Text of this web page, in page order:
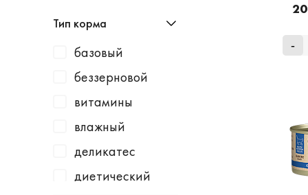
Milbemax
Monge
N1
Neoterica
Organic Choice
Orijen
картофель
говядина /
клюква
курица
говядина /
малина
говядина /
Тип корма
базовый
беззерновой
витамины
влажный
деликатес
диетический
-